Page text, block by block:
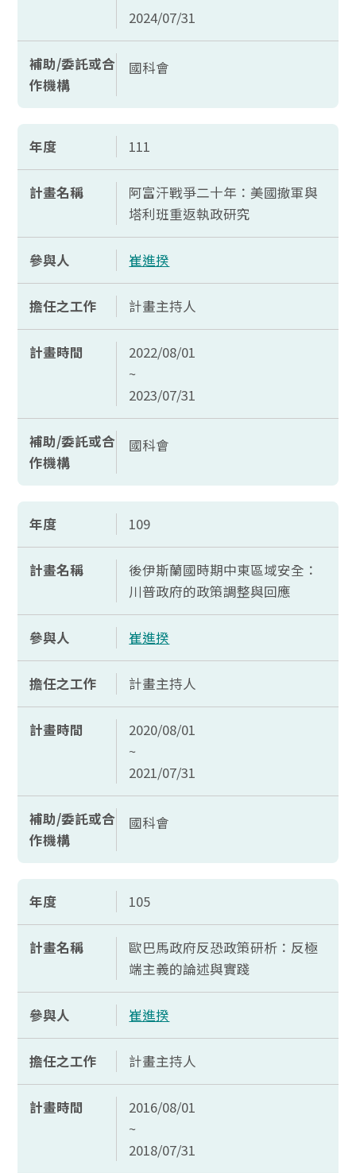
2024/07/31
補助/委託或合
作機構
國科會
年度 111
計畫名稱
阿富汗戰爭二十年：美國撤軍與
塔利班重返執政研究
參與人 崔進揆
擔任之工作 計畫主持人
計畫時間
2022/08/01
~
2023/07/31
補助/委託或合
作機構
國科會
年度 109
計畫名稱
後伊斯蘭國時期中東區域安全：
川普政府的政策調整與回應
參與人 崔進揆
擔任之工作 計畫主持人
計畫時間
2020/08/01
~
2021/07/31
補助/委託或合
作機構
國科會
年度 105
計畫名稱
歐巴馬政府反恐政策研析：反極
端主義的論述與實踐
參與人 崔進揆
擔任之工作 計畫主持人
計畫時間
2016/08/01
~
2018/07/31